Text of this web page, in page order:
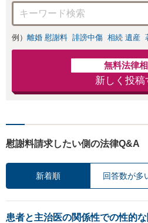
例） 離婚 慰謝料 誹謗中傷 相続 遺産
無料法律
新しく投稿
慰謝料請求したい側の法律Q&A
新着順 回答数が多
患者と主治医の関係性での性的